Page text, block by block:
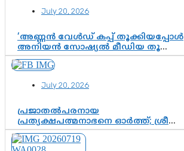
July 20, 2026
‘അണ്ണൻ വേൾഡ് കപ്പ് തൂക്കിയപ്പോൾ
അനിയൻ സോഷ്യൽ മീഡിയ തൂക്കി’;
ലാമിൻ യമാലിന്റെ
കിരീടധാരണത്തിനിടെ
ചുണക്കുട്ടൻ
July 20, 2026
പ്രജാതൽപരനായ
പ്രത്യക്ഷപത്മനാഭനെ ഓർത്ത്; ശ്രീ
ചിത്തിര തിരുനാൾ മഹാരാജാവിന്റെ
35-ാം നാടുനീങ്ങൽ ദിനം ഇന്ന്